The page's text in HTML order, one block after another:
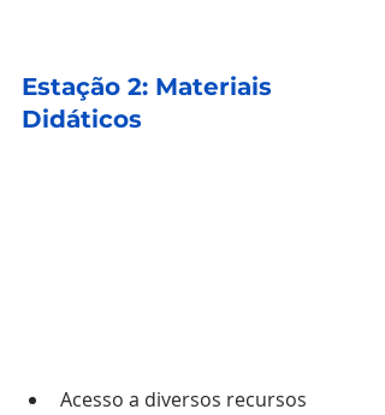
Estação 2: Materiais
Didáticos
Acesso a diversos recursos